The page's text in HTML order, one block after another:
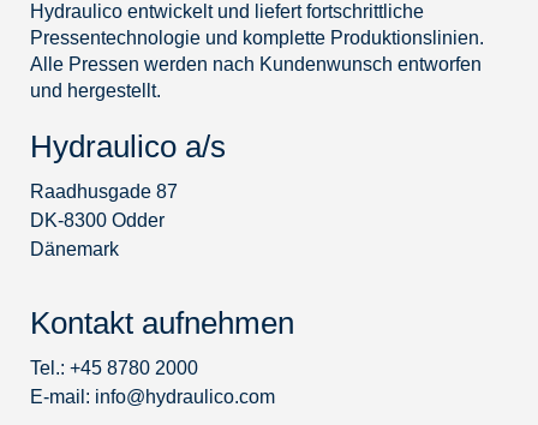
Hydraulico entwickelt und liefert fortschrittliche
Pressentechnologie und komplette Produktionslinien.
Alle Pressen werden nach Kundenwunsch entworfen
und hergestellt.
Hydraulico a/s
Raadhusgade 87
DK-8300 Odder
Dänemark
Kontakt aufnehmen
Tel.: +45 8780 2000
E-mail: info@hydraulico.com